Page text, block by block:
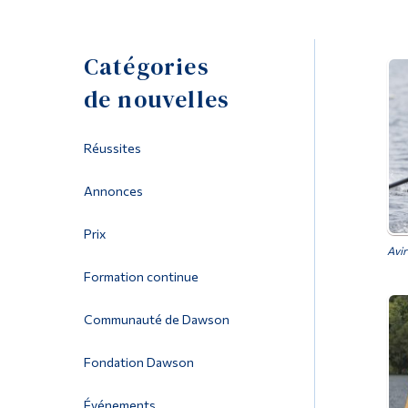
Catégories
de nouvelles
Réussites
Annonces
Prix
Formation continue
Communauté de Dawson
Fondation Dawson